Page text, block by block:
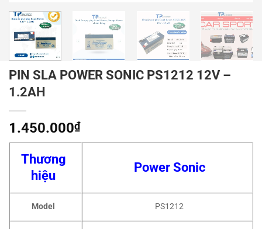
PIN SLA POWER SONIC PS1212 12V –
1.2AH
1.450.000₫
Thương
hiệu
Power Sonic
Model PS1212